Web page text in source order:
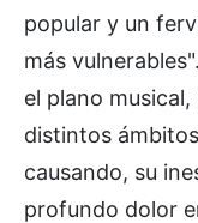
popular y un
más
el plano
distintos
causando, su
profundo dolor